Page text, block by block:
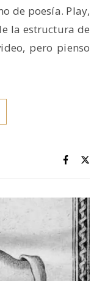
de poesía. Play,
la estructura de
pero pienso